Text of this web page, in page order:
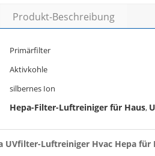
Produkt-Beschreibung
Primärfilter
Aktivkohle
silbernes Ion
Hepa-Filter-Luftreiniger für Haus,
UVfilter-Luftreiniger Hvac Hepa für